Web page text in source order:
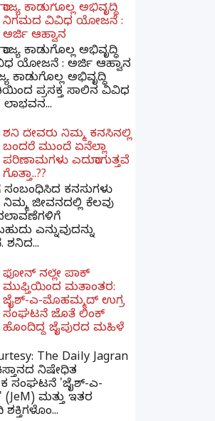
ರಾಜ್ಯ ಕಾಡುಗೊಲ್ಲ ಅಭಿವೃದ್ಧಿ
ನಿಗಮದ ವಿವಿಧ ಯೋಜನೆ :
ಅರ್ಜಿ ಆಹ್ವಾನ
ರಾಜ್ಯ ಕಾಡುಗೊಲ್ಲ ಅಭಿವೃದ್ಧಿ
ಯೋಜನೆ : ಅರ್ಜಿ ಆಹ್ವಾನ
ಕಾಡುಗೊಲ್ಲ ಅಭಿವೃದ್ಧಿ
ಪ್ರಸಕ್ತ ಸಾಲಿನ ವಿವಿಧ
ಶನಿ ದೇವರು ನಿಮ್ಮ ಕನಸಿನಲ್ಲಿ
ಬಂದರೆ ಮುಂದೆ ಏನೆಲ್ಲಾ
ಪರಿಣಾಮಗಳು ಎದುರಾಗುತ್ತವೆ
ಗೊತ್ತಾ..??
ಕನಸುಗಳು
ನಿಮ್ಮ ಜೀವನದಲ್ಲಿ ಕೆಲವು
ಎನ್ನುವುದನ್ನು
ಶನಿದ...
ಫೋನ್ ನಲ್ಲೇ ಪಾಕ್
ಮುಫ್ತಿಯಿಂದ ಮತಾಂತರ:
ಜೈಶ್-ಎ-ಮೊಹಮ್ಮದ್ ಉಗ್ರ
ಸಂಘಟನೆ ಜೊತೆ ಲಿಂಕ್
ಹೊಂದಿದ್ದ ಜೈಪುರದ ಮಹಿಳೆ
The Daily Jagran
ನಿಷೇಧಿತ
ಸಂಘಟನೆ 'ಜೈಶ್-ಎ-
ಮತ್ತು ಇತರ